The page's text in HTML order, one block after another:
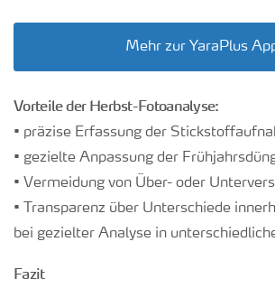
Mehr zur YaraPlus
Vorteile der Herbst-Fotoanalyse:
• präzise Erfassung der
• gezielte Anpassung der
• Vermeidung von Über- oder
• Transparenz über Unterschiede
bei gezielter Analyse in
Fazit